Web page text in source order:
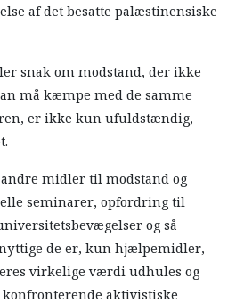
af det besatte palæstinensiske
snak om modstand, der ikke
må kæmpe med de samme
er ikke kun ufuldstændig,
midler til modstand og
seminarer, opfordring til
og så
de er, kun hjælpemidler,
virkelige værdi udhules og
aktivistiske